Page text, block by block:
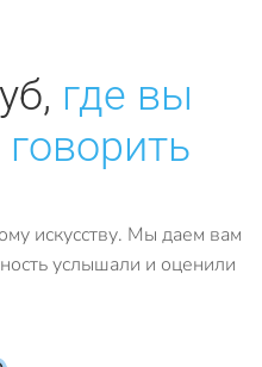
где вы
искусству. Мы даем вам
услышали и оценили